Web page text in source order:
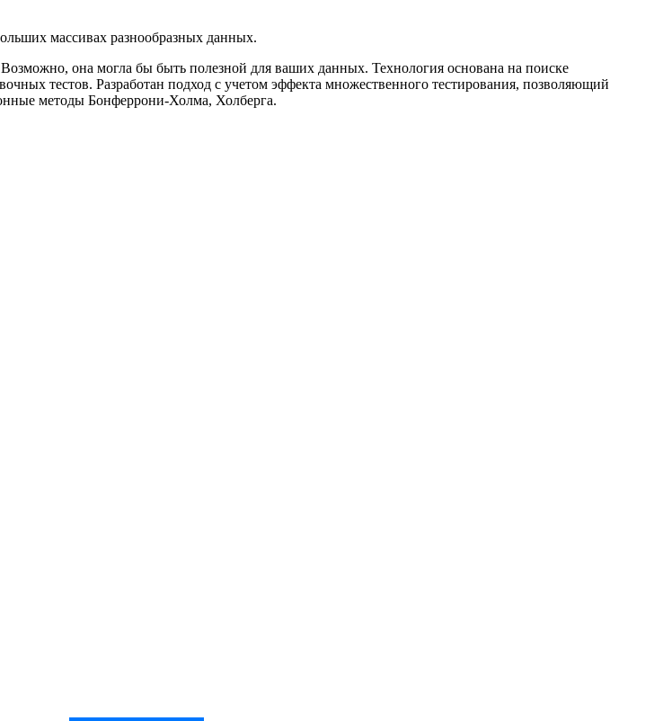
массивах разнообразных данных.
она могла бы быть полезной для ваших данных. Технология основана на поиске
тестов. Разработан подход с учетом эффекта множественного тестирования, позволяющий
методы Бонферрони-Холма, Холберга.